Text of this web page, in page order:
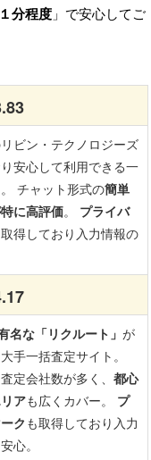
１分程度 」で安心してご